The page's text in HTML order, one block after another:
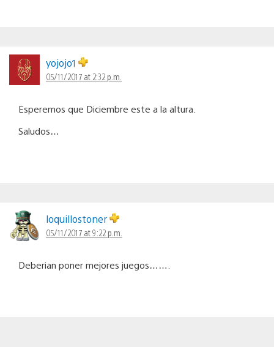
yojojo1
05/11/2017 at 2:32 p.m.
Esperemos que Diciembre este a la altura.
Saludos…
loquillostoner
05/11/2017 at 9:22 p.m.
Deberian poner mejores juegos…….